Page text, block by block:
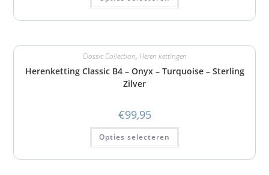
Classic Collection, Heren kettingen
Herenketting Classic B4 – Onyx – Turquoise – Sterling
Zilver
€99,95
Opties selecteren